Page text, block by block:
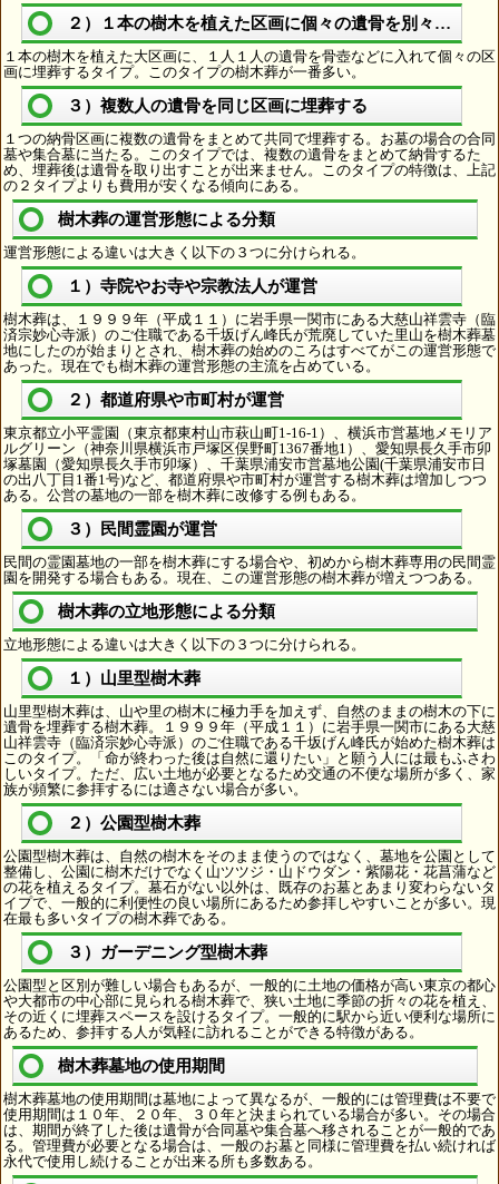
２）１本の樹木を植えた区画に個々の遺骨を別々に埋葬
１本の樹木を植えた大区画に、１人１人の遺骨を骨壺などに入れて個々の区
画に埋葬するタイプ。このタイプの樹木葬が一番多い。
３）複数人の遺骨を同じ区画に埋葬する
１つの納骨区画に複数の遺骨をまとめて共同で埋葬する。お墓の場合の合同
墓や集合墓に当たる。このタイプでは、複数の遺骨をまとめて納骨するた
め、埋葬後は遺骨を取り出すことが出来ません。このタイプの特徴は、上記
の２タイプよりも費用が安くなる傾向にある。
樹木葬の運営形態による分類
運営形態による違いは大きく以下の３つに分けられる。
１）寺院やお寺や宗教法人が運営
樹木葬は、１９９９年（平成１１）に岩手県一関市にある大慈山祥雲寺（臨
済宗妙心寺派）のご住職である千坂げん峰氏が荒廃していた里山を樹木葬墓
地にしたのが始まりとされ、樹木葬の始めのころはすべてがこの運営形態で
あった。現在でも樹木葬の運営形態の主流を占めている。
２）都道府県や市町村が運営
東京都立小平霊園（東京都東村山市萩山町1-16-1）、横浜市営墓地メモリア
ルグリーン（神奈川県横浜市戸塚区俣野町1367番地1）、愛知県長久手市卯
塚墓園（愛知県長久手市卯塚）、千葉県浦安市営墓地公園(千葉県浦安市日
の出八丁目1番1号)など、都道府県や市町村が運営する樹木葬は増加しつつ
ある。公営の墓地の一部を樹木葬に改修する例もある。
３）民間霊園が運営
民間の霊園墓地の一部を樹木葬にする場合や、初めから樹木葬専用の民間霊
園を開発する場合もある。現在、この運営形態の樹木葬が増えつつある。
樹木葬の立地形態による分類
立地形態による違いは大きく以下の３つに分けられる。
１）山里型樹木葬
山里型樹木葬は、山や里の樹木に極力手を加えず、自然のままの樹木の下に
遺骨を埋葬する樹木葬。１９９９年（平成１１）に岩手県一関市にある大慈
山祥雲寺（臨済宗妙心寺派）のご住職である千坂げん峰氏が始めた樹木葬は
このタイプ。「命が終わった後は自然に還りたい」と願う人には最もふさわ
しいタイプ。ただ、広い土地が必要となるため交通の不便な場所が多く、家
族が頻繁に参拝するには適さない場合が多い。
２）公園型樹木葬
公園型樹木葬は、自然の樹木をそのまま使うのではなく、墓地を公園として
整備し、公園に樹木だけでなく山ツツジ・山ドウダン・紫陽花・花菖蒲など
の花を植えるタイプ。墓石がない以外は、既存のお墓とあまり変わらないタ
イプで、一般的に利便性の良い場所にあるため参拝しやすいことが多い。現
在最も多いタイプの樹木葬である。
３）ガーデニング型樹木葬
公園型と区別が難しい場合もあるが、一般的に土地の価格が高い東京の都心
や大都市の中心部に見られる樹木葬で、狭い土地に季節の折々の花を植え、
その近くに埋葬スペースを設けるタイプ。一般的に駅から近い便利な場所に
あるため、参拝する人が気軽に訪れることができる特徴がある。
樹木葬墓地の使用期間
樹木葬墓地の使用期間は墓地によって異なるが、一般的には管理費は不要で
使用期間は１０年、２０年、３０年と決まられている場合が多い。その場合
は、期間が終了した後は遺骨が合同墓や集合墓へ移されることが一般的であ
る。管理費が必要となる場合は、一般のお墓と同様に管理費を払い続ければ
永代で使用し続けることが出来る所も多数ある。